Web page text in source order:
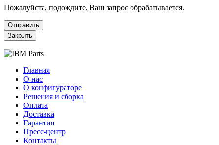
Пожалуйста, подождите, Ваш запрос обрабатывается.
Отправить
Закрыть
Главная
О нас
О конфигураторе
Решения и сборка
Оплата
Доставка
Гарантия
Пресс-центр
Контакты